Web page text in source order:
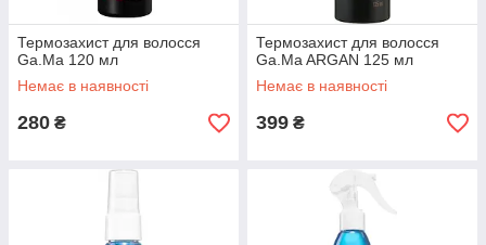
Термозахист для волосся
Ga.Ma 120 мл
Немає в наявності
280 ₴
Термозахист для волосся
Ga.Ma ARGAN 125 мл
Немає в наявності
399 ₴